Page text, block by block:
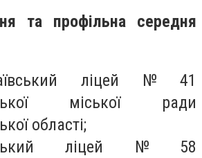
та профільна середня
ліцей № 41
міської ради
області;
ліцей № 58